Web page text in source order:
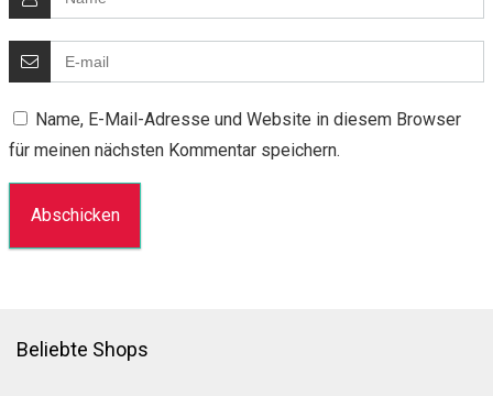
Name, E-Mail-Adresse und Website in diesem Browser
für meinen nächsten Kommentar speichern.
Beliebte Shops